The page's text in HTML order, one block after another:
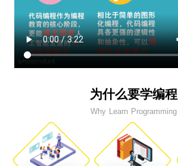
为什么要学编程
Why Learn Programming